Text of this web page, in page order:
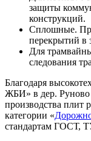
защиты
конструкций.
Сплошные.
перекрытий в
Для
следования
Благодаря
ЖБИ» в дер. Руново
производства плит
категории «
стандартам ГОСТ,